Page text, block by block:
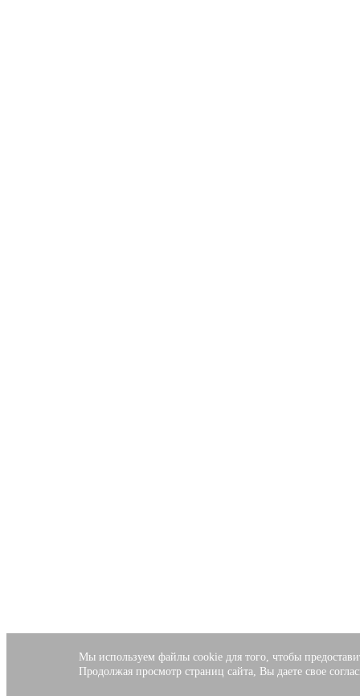
Мы используем файлы cookie для того, чтобы
Продолжая просмотр страниц сайта, Вы даете свое